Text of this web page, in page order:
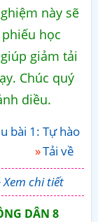
này sẽ
học
giảm tải
Chúc quý
diều.
bài 1: Tự hào
Tải về
Xem chi tiết
DÂN 8